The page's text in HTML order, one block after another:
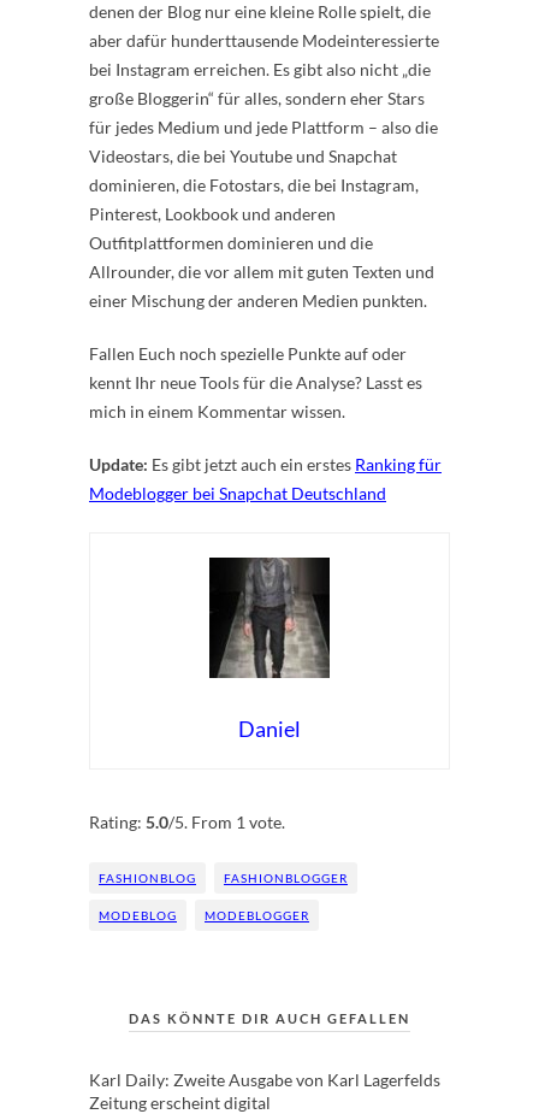
denen der Blog nur eine kleine Rolle spielt, die
aber dafür hunderttausende Modeinteressierte
bei Instagram erreichen. Es gibt also nicht „die
große Bloggerin“ für alles, sondern eher Stars
für jedes Medium und jede Plattform – also die
Videostars, die bei Youtube und Snapchat
dominieren, die Fotostars, die bei Instagram,
Pinterest, Lookbook und anderen
Outfitplattformen dominieren und die
Allrounder, die vor allem mit guten Texten und
einer Mischung der anderen Medien punkten.
Fallen Euch noch spezielle Punkte auf oder
kennt Ihr neue Tools für die Analyse? Lasst es
mich in einem Kommentar wissen.
Update: Es gibt jetzt auch ein erstes Ranking für
Modeblogger bei Snapchat Deutschland
Daniel
Rating: 5.0/5. From 1 vote.
FASHIONBLOG FASHIONBLOGGER
MODEBLOG MODEBLOGGER
DAS KÖNNTE DIR AUCH GEFALLEN
Karl Daily: Zweite Ausgabe von Karl Lagerfelds
Zeitung erscheint digital